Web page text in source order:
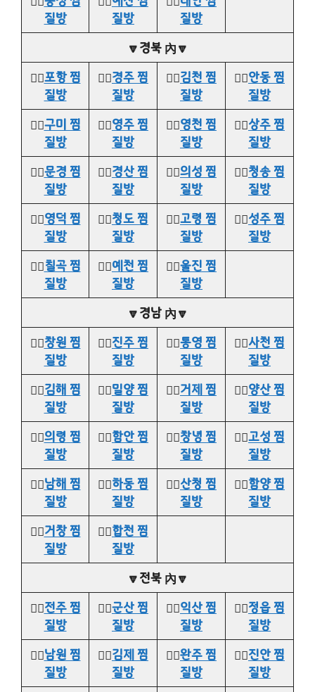
질방
질방
질방
🔽경북 內🔽
👉🏻포항 찜
질방
👉🏻경주 찜
질방
👉🏻김천 찜
질방
👉🏻안동 찜
질방
👉🏻구미 찜
질방
👉🏻영주 찜
질방
👉🏻영천 찜
질방
👉🏻상주 찜
질방
👉🏻문경 찜
질방
👉🏻경산 찜
질방
👉🏻의성 찜
질방
👉🏻청송 찜
질방
👉🏻영덕 찜
질방
👉🏻청도 찜
질방
👉🏻고령 찜
질방
👉🏻성주 찜
질방
👉🏻칠곡 찜
질방
👉🏻예천 찜
질방
👉🏻울진 찜
질방
🔽경남 內🔽
👉🏻창원 찜
질방
👉🏻진주 찜
질방
👉🏻통영 찜
질방
👉🏻사천 찜
질방
👉🏻김해 찜
질방
👉🏻밀양 찜
질방
👉🏻거제 찜
질방
👉🏻양산 찜
질방
👉🏻의령 찜
질방
👉🏻함안 찜
질방
👉🏻창녕 찜
질방
👉🏻고성 찜
질방
👉🏻남해 찜
질방
👉🏻하동 찜
질방
👉🏻산청 찜
질방
👉🏻함양 찜
질방
👉🏻거창 찜
질방
👉🏻합천 찜
질방
🔽전북 內🔽
👉🏻전주 찜
질방
👉🏻군산 찜
질방
👉🏻익산 찜
질방
👉🏻정읍 찜
질방
👉🏻남원 찜
질방
👉🏻김제 찜
질방
👉🏻완주 찜
질방
👉🏻진안 찜
질방